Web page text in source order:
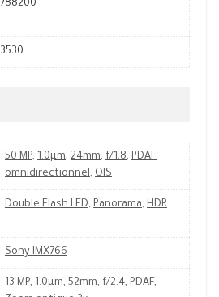
788200
3530
50 MP, 1.0µm, 24mm, f/1.8, PDAF
omnidirectionnel, OIS
Double Flash LED, Panorama, HDR
Sony IMX766
13 MP, 1.0µm, 52mm, f/2.4, PDAF,